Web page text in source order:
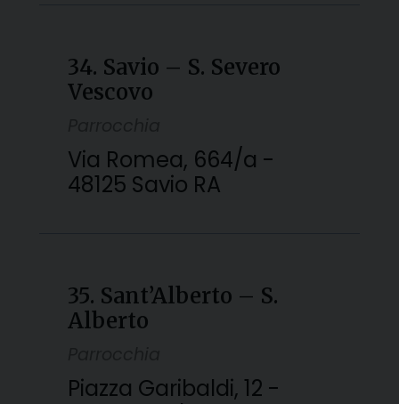
34. Savio – S. Severo
Vescovo
Via Romea, 664/a -
48125 Savio RA
35. Sant’Alberto – S.
Alberto
Piazza Garibaldi, 12 -